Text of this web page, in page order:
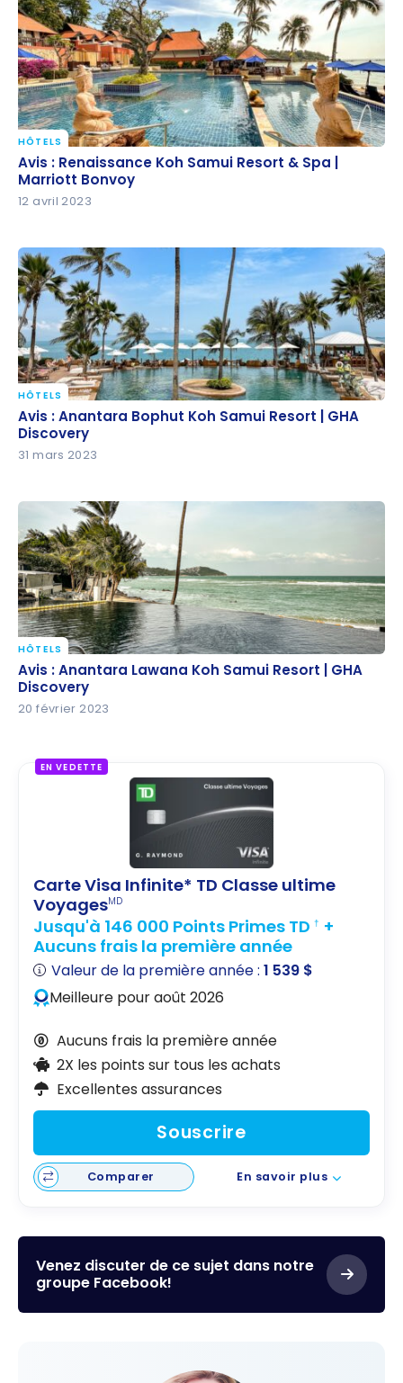
Avis : Renaissance Koh Samui Resort & Spa |
Marriott Bonvoy
HÔTELS
Avis : Renaissance Koh Samui Resort & Spa |
Marriott Bonvoy
12 avril 2023
Avis : Anantara Bophut Koh Samui Resort | GHA
Discovery
HÔTELS
Avis : Anantara Bophut Koh Samui Resort | GHA
Discovery
31 mars 2023
Avis : Anantara Lawana Koh Samui Resort | GHA
Discovery
HÔTELS
Avis : Anantara Lawana Koh Samui Resort | GHA
Discovery
20 février 2023
EN VEDETTE
Carte Visa Infinite* TD Classe ultime
VoyagesMD
Jusqu'à 146 000 Points Primes TD † +
Aucuns frais la première année
Valeur de la première année :1 539 $
Meilleure pour août 2026
Aucuns frais la première année
2X les points sur tous les achats
Excellentes assurances
Souscrire
Comparer En savoir plus
Venez discuter de ce sujet dans notre
groupe Facebook!